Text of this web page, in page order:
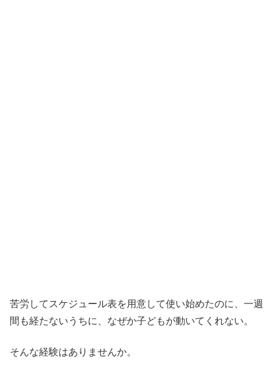
苦労してスケジュール表を用意して使い始めたのに、一週
間も経たないうちに、なぜか子どもが動いてくれない。
そんな経験はありませんか。